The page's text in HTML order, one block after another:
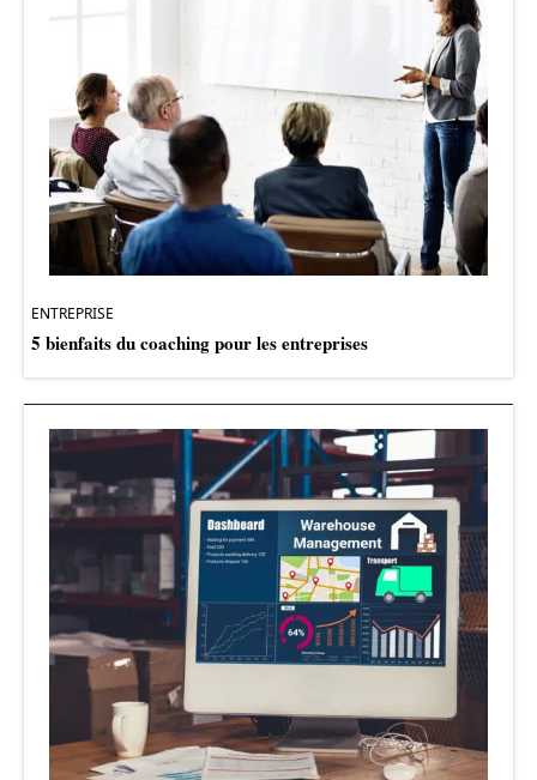
ENTREPRISE
5 bienfaits du coaching pour les entreprises